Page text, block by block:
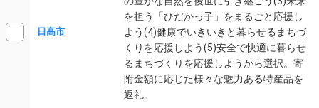
日高市
を担う「ひだかっ子」をまるごと応援し
よう(4)健康でいきいきと暮らせるまちづ
くりを応援しよう(5)安全で快適に暮らせ
るまちづくりを応援しようから選択。寄
附金額に応じた様々な魅力ある特産品を
返礼。